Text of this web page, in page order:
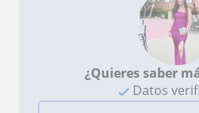
¿Quieres saber
Datos